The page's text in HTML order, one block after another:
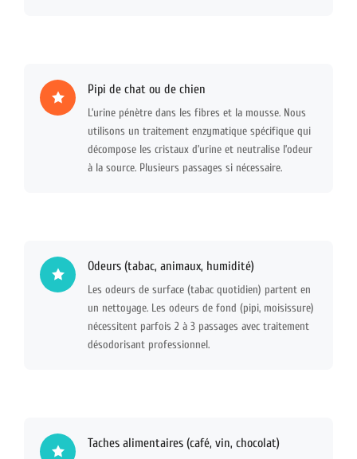
Pipi de chat ou de chien
L’urine pénètre dans les fibres et la mousse. Nous
utilisons un traitement enzymatique spécifique qui
décompose les cristaux d’urine et neutralise l’odeur
à la source. Plusieurs passages si nécessaire.
Odeurs (tabac, animaux, humidité)
Les odeurs de surface (tabac quotidien) partent en
un nettoyage. Les odeurs de fond (pipi, moisissure)
nécessitent parfois 2 à 3 passages avec traitement
désodorisant professionnel.
Taches alimentaires (café, vin, chocolat)